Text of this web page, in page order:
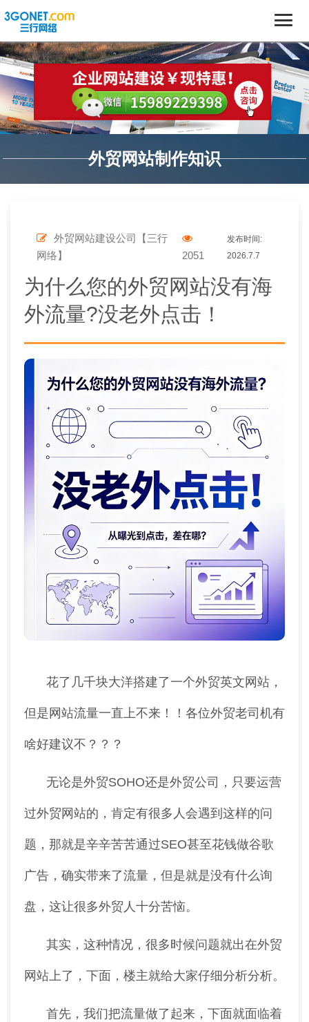
外贸网站制作知识
外贸网站建设公司【三行
网络】
2051
发布时间:
2026.7.7
为什么您的外贸网站没有海
外流量?没老外点击！
花了几千块大洋搭建了一个外贸英文网站，
但是网站流量一直上不来！！各位外贸老司机有
啥好建议不？？？
无论是外贸SOHO还是外贸公司，只要运营
过外贸网站的，肯定有很多人会遇到这样的问
题，那就是辛辛苦苦通过SEO甚至花钱做谷歌
广告，确实带来了流量，但是就是没有什么询
盘，这让很多外贸人十分苦恼。
其实，这种情况，很多时候问题就出在外贸
网站上了，下面，楼主就给大家仔细分析分析。
首先，我们把流量做了起来，下面就面临着